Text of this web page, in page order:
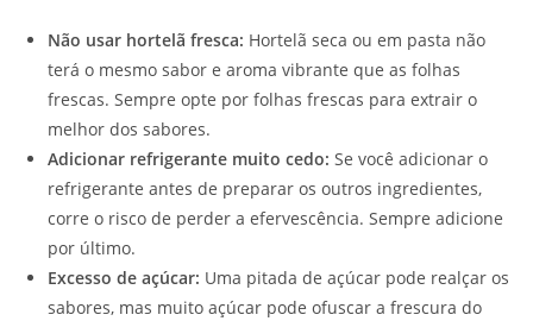
Não usar hortelã fresca: Hortelã seca ou em pasta não
terá o mesmo sabor e aroma vibrante que as folhas
frescas. Sempre opte por folhas frescas para extrair o
melhor dos sabores.
Adicionar refrigerante muito cedo: Se você adicionar o
refrigerante antes de preparar os outros ingredientes,
corre o risco de perder a efervescência. Sempre adicione
por último.
Excesso de açúcar: Uma pitada de açúcar pode realçar os
sabores, mas muito açúcar pode ofuscar a frescura do